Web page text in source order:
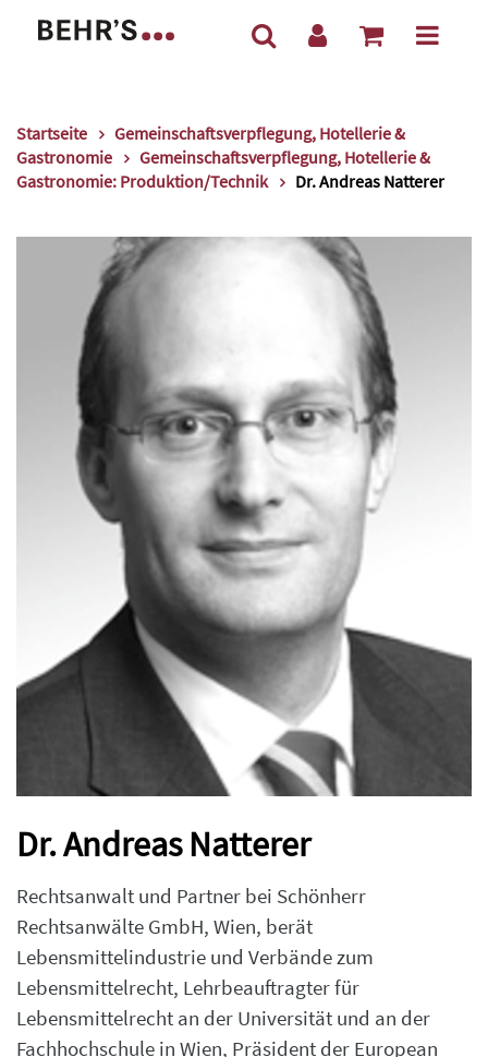
Startseite
Gemeinschaftsverpflegung, Hotellerie &
Gastronomie
Gemeinschaftsverpflegung, Hotellerie &
Gastronomie: Produktion/Technik
Dr. Andreas Natterer
Dr. Andreas Natterer
Rechtsanwalt und Partner bei Schönherr
Rechtsanwälte GmbH, Wien, berät
Lebensmittelindustrie und Verbände zum
Lebensmittelrecht, Lehrbeauftragter für
Lebensmittelrecht an der Universität und an der
Fachhochschule in Wien, Präsident der European